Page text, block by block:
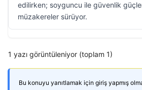
edilirken; soyguncu ile güvenlik
müzakereler sürüyor.
1 yazı görüntüleniyor (toplam 1)
Bu konuyu yanıtlamak için giriş yapmış